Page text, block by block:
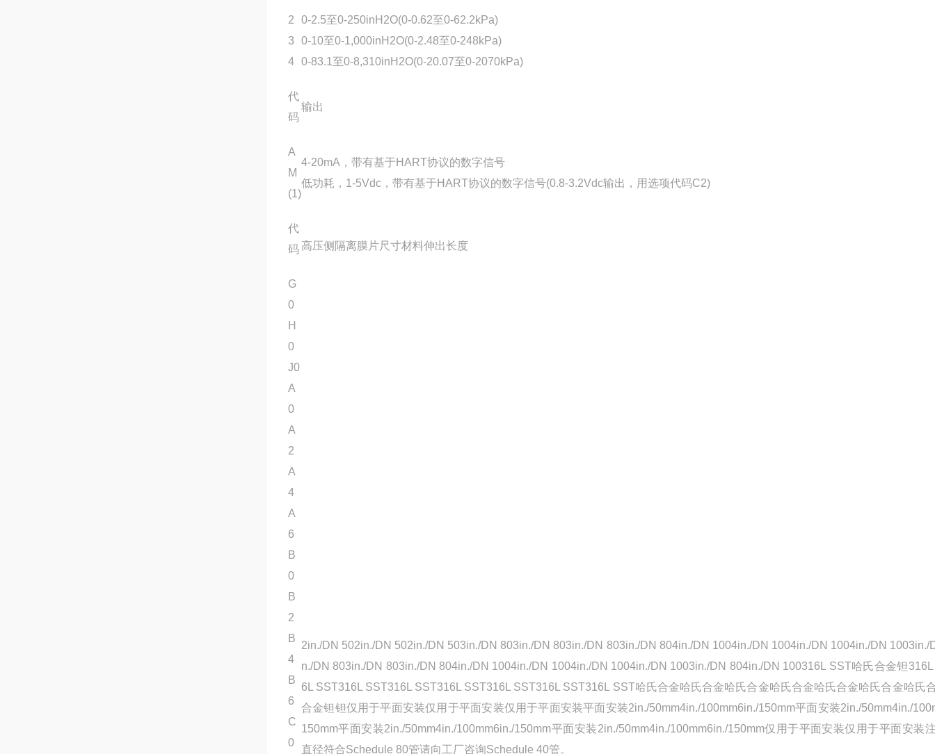
2
3
4
0-2.5至0-250inH2O(0-0.62至0-62.2kPa)
0-10至0-1,000inH2O(0-2.48至0-248kPa)
0-83.1至0-8,310inH2O(0-20.07至0-2070kPa)
代
码
输出
A
M
(1)
4-20mA，带有基于HART协议的数字信号
低功耗，1-5Vdc，带有基于HART协议的数字信号(0.8-3.2Vdc输出，用选项代码C2)
代
码 高压侧隔离膜片尺寸材料伸出长度
G
0
H
0
J0
A
0
A
2
A
4
A
6
B
0
B
2
B
4
B
6
C
0
2in./DN 502in./DN 502in./DN 503in./DN 803in./DN 803in./DN 803in./DN 804in./DN 1004in./DN 1004in./DN 1004in./DN 1003in./
n./DN 803in./DN 803in./DN 804in./DN 1004in./DN 1004in./DN 1004in./DN 1003in./DN 804in./DN 100316L SST哈氏合金钽
6L SST316L SST316L SST316L SST316L SST316L SST316L SST哈氏合金哈氏合金哈氏合金哈氏合金哈氏合金哈氏合金哈氏
合金钽钽仅用于平面安装仅用于平面安装仅用于平面安装平面安装2in./50mm4in./100mm6in./150mm平面安装2in./50mm4in./
150mm平面安装2in./50mm4in./100mm6in./150mm平面安装2in./50mm4in./100mm6in./150mm仅用于平面安装仅用于平面安装
直径符合Schedule 80管请向工厂咨询Schedule 40管。